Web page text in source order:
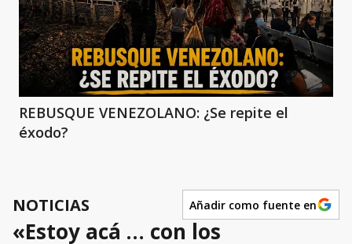
REBUSQUE VENEZOLANO: ¿Se repite el
éxodo?
NOTICIAS Añadir como fuente en
«Estoy acá … con los